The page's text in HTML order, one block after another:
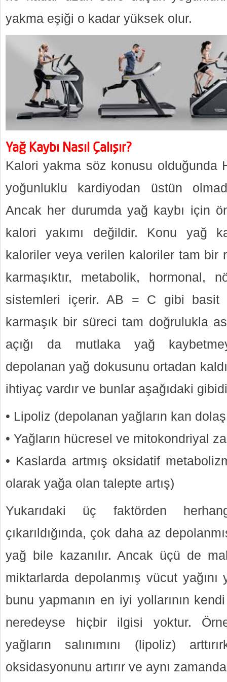
yakma eşiği o kadar yüksek olur.
Yağ Kaybı Nasıl Çalışır?
Kalori yakma söz konusu olduğunda
yoğunluklu kardiyodan üstün
Ancak her durumda yağ kaybı için
kalori yakımı değildir. Konu yağ
kaloriler veya verilen kaloriler tam bir
karmaşıktır, metabolik, hormonal,
sistemleri içerir. AB = C gibi basit
karmaşık bir süreci tam doğrulukla
açığı da mutlaka yağ
depolanan yağ dokusunu ortadan
ihtiyaç vardır ve bunlar aşağıdaki
• Lipoliz (depolanan yağların kan
• Yağların hücresel ve mitokondriyal
• Kaslarda artmış oksidatif
olarak yağa olan talepte artış)
Yukarıdaki üç faktörden
çıkarıldığında, çok daha az
yağ bile kazanılır. Ancak üçü de
miktarlarda depolanmış vücut
bunu yapmanın en iyi yollarının
neredeyse hiçbir ilgisi yoktur.
yağların salınımını (lipoliz)
oksidasyonunu artırır ve aynı